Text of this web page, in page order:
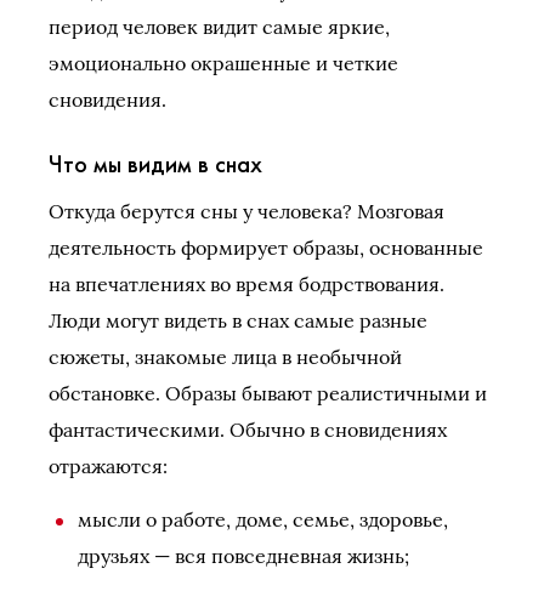
период человек видит самые яркие,
эмоционально окрашенные и четкие
сновидения.
Что мы видим в снах
Откуда берутся сны у человека? Мозговая
деятельность формирует образы, основанные
на впечатлениях во время бодрствования.
Люди могут видеть в снах самые разные
сюжеты, знакомые лица в необычной
обстановке. Образы бывают реалистичными и
фантастическими. Обычно в сновидениях
отражаются:
мысли о работе, доме, семье, здоровье,
друзьях — вся повседневная жизнь;